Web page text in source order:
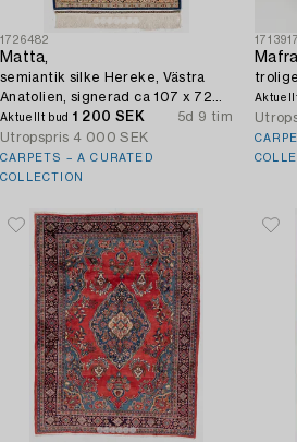
1726482
Matta,
semiantik silke Hereke, Västra
Anatolien, signerad ca 107 x 72
cm.
Aktuellt bud 1 200 SEK
5d 9 tim
Utropspris 4 000 SEK
CARPETS – A CURATED
COLLECTION
1713917